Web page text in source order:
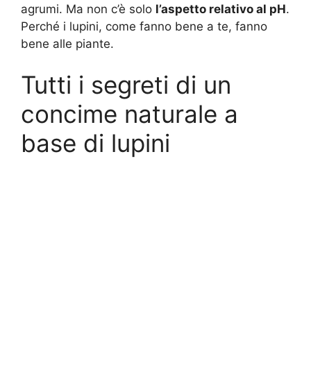
agrumi. Ma non c’è solo l’aspetto relativo al pH.
Perché i lupini, come fanno bene a te, fanno
bene alle piante.
Tutti i segreti di un
concime naturale a
base di lupini